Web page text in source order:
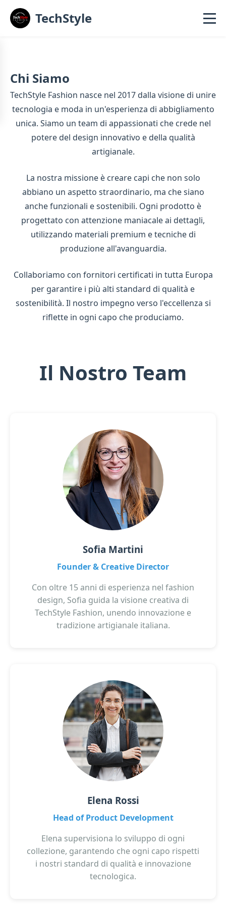
TechStyle
Chi Siamo
TechStyle Fashion nasce nel 2017 dalla visione di unire
tecnologia e moda in un'esperienza di abbigliamento
unica. Siamo un team di appassionati che crede nel
potere del design innovativo e della qualità
artigianale.
La nostra missione è creare capi che non solo
abbiano un aspetto straordinario, ma che siano
anche funzionali e sostenibili. Ogni prodotto è
progettato con attenzione maniacale ai dettagli,
utilizzando materiali premium e tecniche di
produzione all'avanguardia.
Collaboriamo con fornitori certificati in tutta Europa
per garantire i più alti standard di qualità e
sostenibilità. Il nostro impegno verso l'eccellenza si
riflette in ogni capo che produciamo.
Il Nostro Team
Sofia Martini
Founder & Creative Director
Con oltre 15 anni di esperienza nel fashion
design, Sofia guida la visione creativa di
TechStyle Fashion, unendo innovazione e
tradizione artigianale italiana.
Elena Rossi
Head of Product Development
Elena supervisiona lo sviluppo di ogni
collezione, garantendo che ogni capo rispetti
i nostri standard di qualità e innovazione
tecnologica.